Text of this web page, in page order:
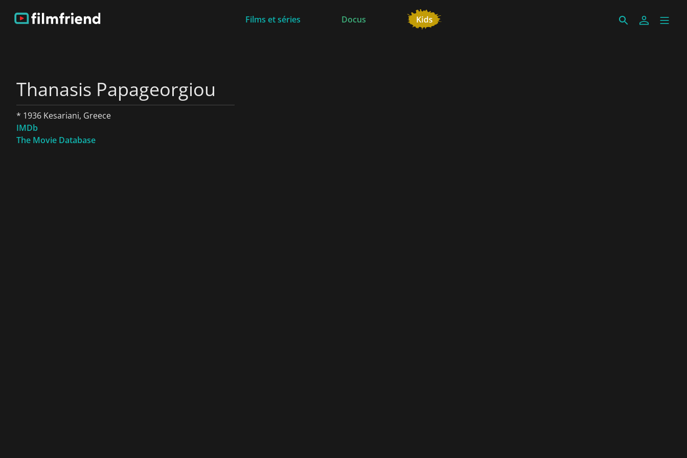
Films et séries Docus
Thanasis Papageorgiou
* 1936 Kesariani, Greece
IMDb
The Movie Database